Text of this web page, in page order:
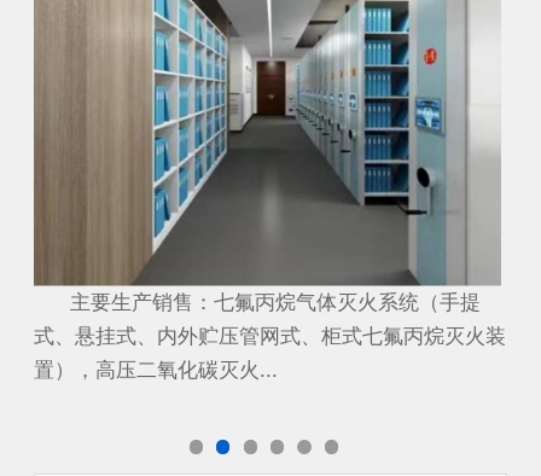
主要生产销售：七氟丙烷气体灭火系统（手提
式、悬挂式、内外贮压管网式、柜式七氟丙烷灭火装
置），高压二氧化碳灭火...